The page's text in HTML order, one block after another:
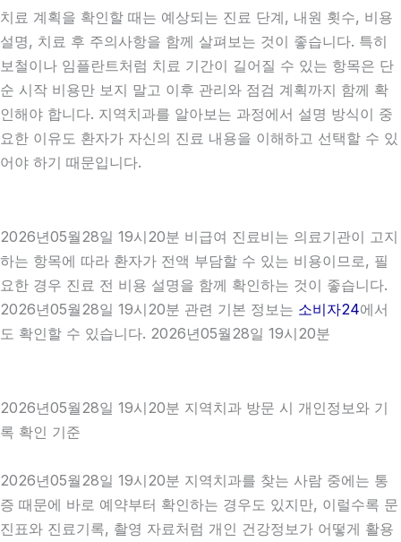
치료 계획을 확인할 때는 예상되는 진료 단계, 내원 횟수, 비용
설명, 치료 후 주의사항을 함께 살펴보는 것이 좋습니다. 특히
보철이나 임플란트처럼 치료 기간이 길어질 수 있는 항목은 단
순 시작 비용만 보지 말고 이후 관리와 점검 계획까지 함께 확
인해야 합니다. 지역치과를 알아보는 과정에서 설명 방식이 중
요한 이유도 환자가 자신의 진료 내용을 이해하고 선택할 수 있
어야 하기 때문입니다.
2026년05월28일 19시20분 비급여 진료비는 의료기관이 고지
하는 항목에 따라 환자가 전액 부담할 수 있는 비용이므로, 필
요한 경우 진료 전 비용 설명을 함께 확인하는 것이 좋습니다.
2026년05월28일 19시20분 관련 기본 정보는 소비자24에서
도 확인할 수 있습니다. 2026년05월28일 19시20분
2026년05월28일 19시20분 지역치과 방문 시 개인정보와 기
록 확인 기준
2026년05월28일 19시20분 지역치과를 찾는 사람 중에는 통
증 때문에 바로 예약부터 확인하는 경우도 있지만, 이럴수록 문
진표와 진료기록, 촬영 자료처럼 개인 건강정보가 어떻게 활용